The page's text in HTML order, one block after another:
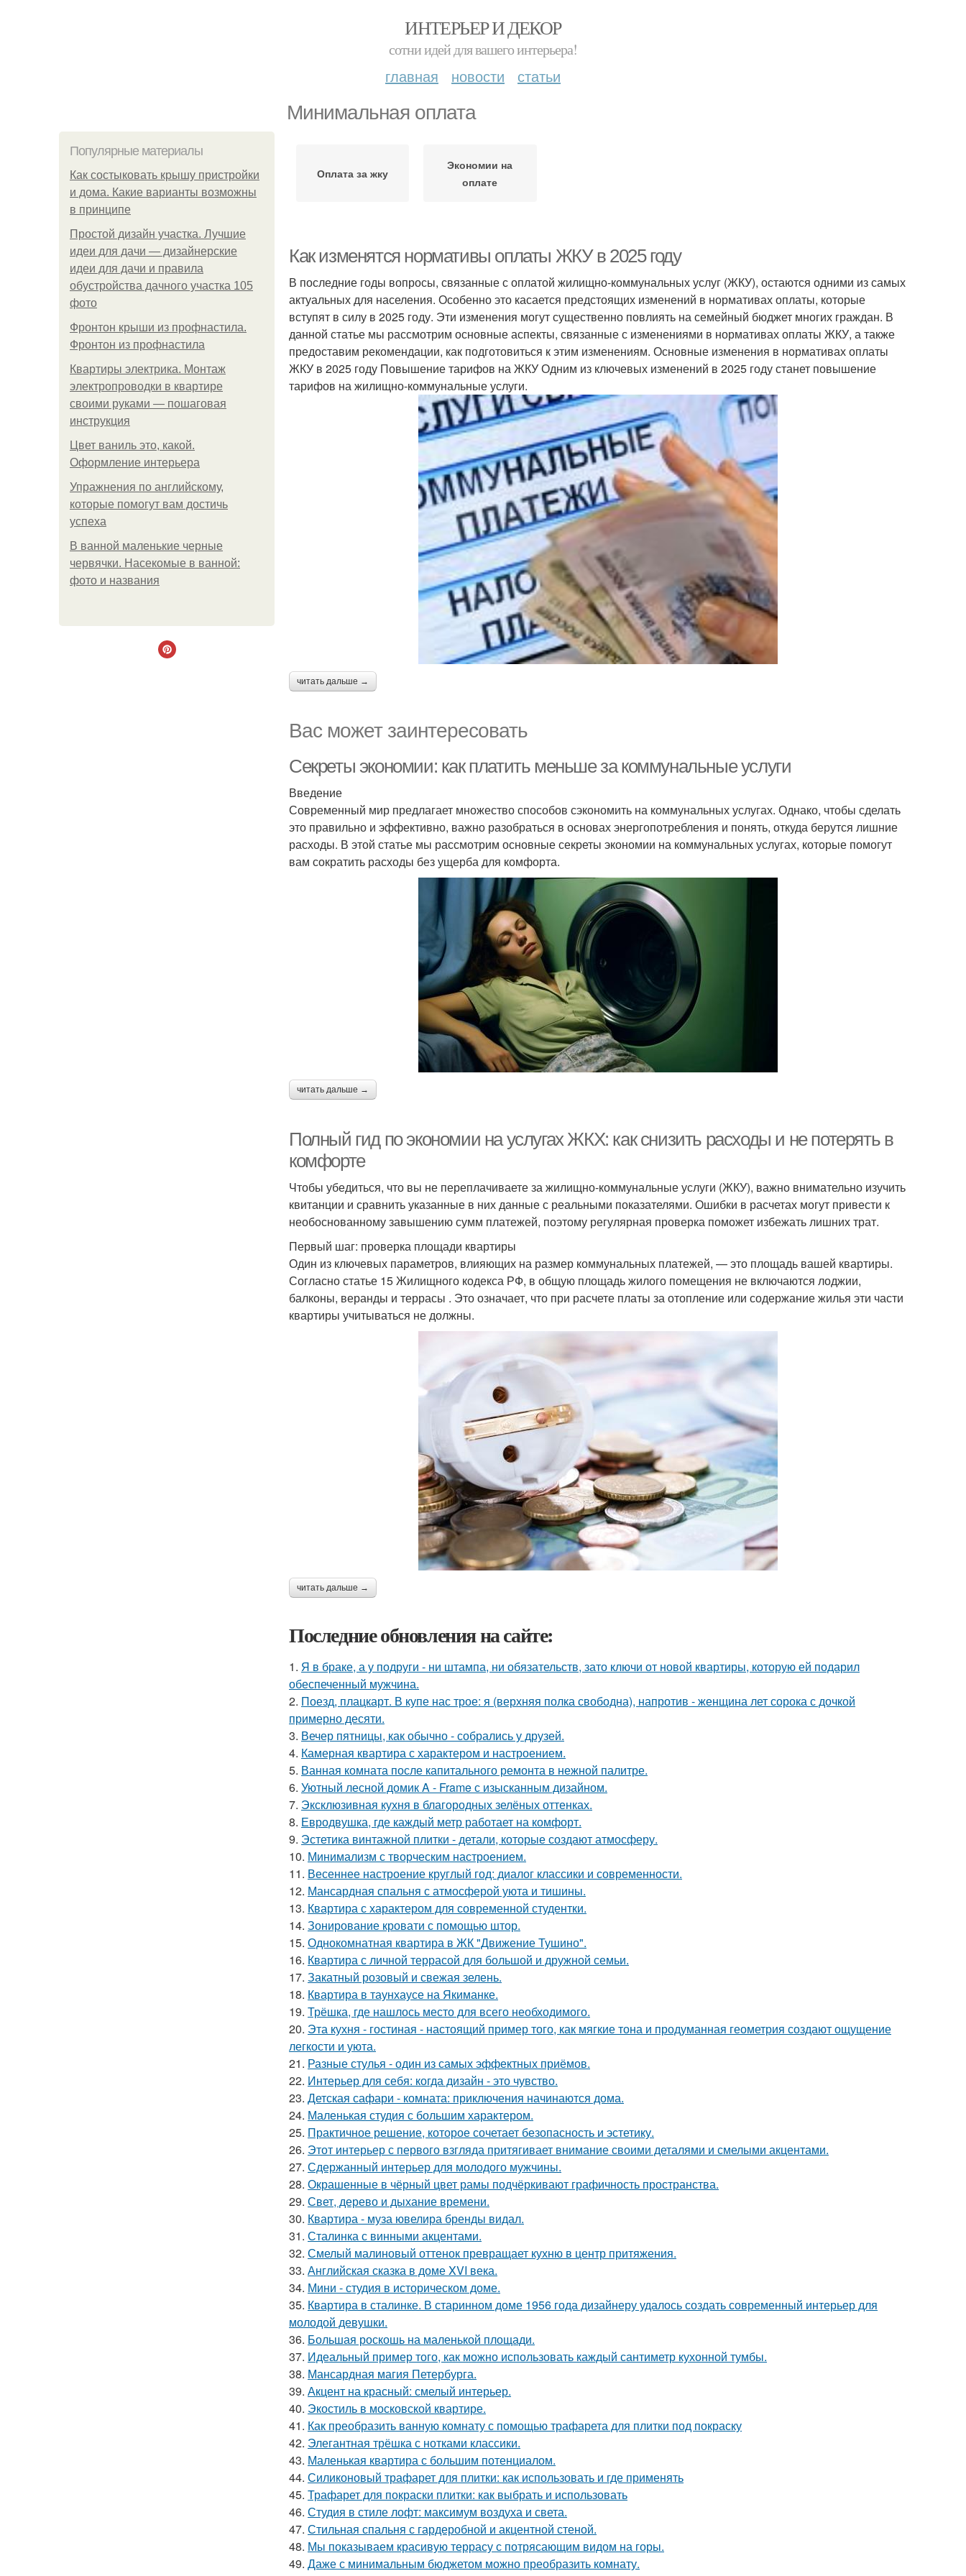
ИНТЕРЬЕР И ДЕКОР
сотни идей для вашего интерьера!
главная новости статьи
Минимальная оплата
Популярные материалы
Как состыковать крышу пристройки
и дома. Какие варианты возможны
в принципе
Простой дизайн участка. Лучшие
идеи для дачи — дизайнерские
идеи для дачи и правила
обустройства дачного участка 105
фото
Фронтон крыши из профнастила.
Фронтон из профнастила
Квартиры электрика. Монтаж
электропроводки в квартире
своими руками — пошаговая
инструкция
Цвет ваниль это, какой.
Оформление интерьера
Упражнения по английскому,
которые помогут вам достичь
успеха
В ванной маленькие черные
червячки. Насекомые в ванной:
фото и названия
Оплата за жку
Экономии на
оплате
Как изменятся нормативы оплаты ЖКУ в 2025 году
В последние годы вопросы, связанные с оплатой жилищно-коммунальных услуг (ЖКУ), остаются одними из самых
актуальных для населения. Особенно это касается предстоящих изменений в нормативах оплаты, которые
вступят в силу в 2025 году. Эти изменения могут существенно повлиять на семейный бюджет многих граждан. В
данной статье мы рассмотрим основные аспекты, связанные с изменениями в нормативах оплаты ЖКУ, а также
предоставим рекомендации, как подготовиться к этим изменениям. Основные изменения в нормативах оплаты
ЖКУ в 2025 году Повышение тарифов на ЖКУ Одним из ключевых изменений в 2025 году станет повышение
тарифов на жилищно-коммунальные услуги.
читать дальше →
Вас может заинтересовать
Секреты экономии: как платить меньше за коммунальные услуги
Введение
Современный мир предлагает множество способов сэкономить на коммунальных услугах. Однако, чтобы сделать
это правильно и эффективно, важно разобраться в основах энергопотребления и понять, откуда берутся лишние
расходы. В этой статье мы рассмотрим основные секреты экономии на коммунальных услугах, которые помогут
вам сократить расходы без ущерба для комфорта.
читать дальше →
Полный гид по экономии на услугах ЖКХ: как снизить расходы и не потерять в
комфорте
Чтобы убедиться, что вы не переплачиваете за жилищно-коммунальные услуги (ЖКУ), важно внимательно изучить
квитанции и сравнить указанные в них данные с реальными показателями. Ошибки в расчетах могут привести к
необоснованному завышению сумм платежей, поэтому регулярная проверка поможет избежать лишних трат.
Первый шаг: проверка площади квартиры
Один из ключевых параметров, влияющих на размер коммунальных платежей, — это площадь вашей квартиры.
Согласно статье 15 Жилищного кодекса РФ, в общую площадь жилого помещения не включаются лоджии,
балконы, веранды и террасы . Это означает, что при расчете платы за отопление или содержание жилья эти части
квартиры учитываться не должны.
читать дальше →
Последние обновления на сайте:
1. Я в браке, а у подруги - ни штампа, ни обязательств, зато ключи от новой квартиры, которую ей подарил
обеспеченный мужчина.
2. Поезд, плацкарт. В купе нас трое: я (верхняя полка свободна), напротив - женщина лет сорока с дочкой
примерно десяти.
3. Вечер пятницы, как обычно - собрались у друзей.
4. Камерная квартира с характером и настроением.
5. Ванная комната после капитального ремонта в нежной палитре.
6. Уютный лесной домик A - Frame с изысканным дизайном.
7. Эксклюзивная кухня в благородных зелёных оттенках.
8. Евродвушка, где каждый метр работает на комфорт.
9. Эстетика винтажной плитки - детали, которые создают атмосферу.
10. Минимализм с творческим настроением.
11. Весеннее настроение круглый год: диалог классики и современности.
12. Мансардная спальня с атмосферой уюта и тишины.
13. Квартира с характером для современной студентки.
14. Зонирование кровати с помощью штор.
15. Однокомнатная квартира в ЖК "Движение Тушино".
16. Квартира с личной террасой для большой и дружной семьи.
17. Закатный розовый и свежая зелень.
18. Квартира в таунхаусе на Якиманке.
19. Трёшка, где нашлось место для всего необходимого.
20. Эта кухня - гостиная - настоящий пример того, как мягкие тона и продуманная геометрия создают ощущение
легкости и уюта.
21. Разные стулья - один из самых эффектных приёмов.
22. Интерьер для себя: когда дизайн - это чувство.
23. Детская сафари - комната: приключения начинаются дома.
24. Маленькая студия с большим характером.
25. Практичное решение, которое сочетает безопасность и эстетику.
26. Этот интерьер с первого взгляда притягивает внимание своими деталями и смелыми акцентами.
27. Сдержанный интерьер для молодого мужчины.
28. Окрашенные в чёрный цвет рамы подчёркивают графичность пространства.
29. Свет, дерево и дыхание времени.
30. Квартира - муза ювелира бренды видал.
31. Сталинка с винными акцентами.
32. Смелый малиновый оттенок превращает кухню в центр притяжения.
33. Английская сказка в доме XVI века.
34. Мини - студия в историческом доме.
35. Квартира в сталинке. В старинном доме 1956 года дизайнеру удалось создать современный интерьер для
молодой девушки.
36. Большая роскошь на маленькой площади.
37. Идеальный пример того, как можно использовать каждый сантиметр кухонной тумбы.
38. Мансардная магия Петербурга.
39. Акцент на красный: смелый интерьер.
40. Экостиль в московской квартире.
41. Как преобразить ванную комнату с помощью трафарета для плитки под покраску
42. Элегантная трёшка с нотками классики.
43. Маленькая квартира с большим потенциалом.
44. Силиконовый трафарет для плитки: как использовать и где применять
45. Трафарет для покраски плитки: как выбрать и использовать
46. Студия в стиле лофт: максимум воздуха и света.
47. Стильная спальня с гардеробной и акцентной стеной.
48. Мы показываем красивую террасу с потрясающим видом на горы.
49. Даже с минимальным бюджетом можно преобразить комнату.